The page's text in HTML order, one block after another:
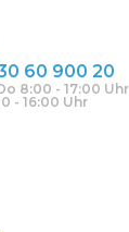
60 900 20
8:00 - 17:00 Uhr
- 16:00 Uhr